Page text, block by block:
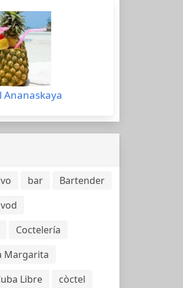
Ananaskaya
bar
Bartender
Coctelería
Margarita
Libre
còctel